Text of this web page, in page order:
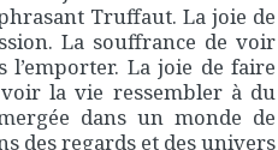
Truffaut. La joie de
La souffrance de voir
l’emporter. La joie de faire
la vie ressembler à du
dans un monde de
des regards et des univers